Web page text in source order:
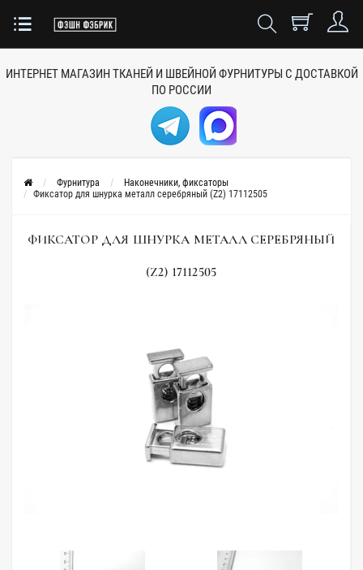
ИНТЕРНЕТ МАГАЗИН ТКАНЕЙ И ШВЕЙНОЙ ФУРНИТУРЫ С ДОСТАВКОЙ
ПО РОССИИ
Фурнитура
Наконечники, фиксаторы
Фиксатор для шнурка металл серебряный (Z2) 17112505
ФИКСАТОР ДЛЯ ШНУРКА МЕТАЛЛ СЕРЕБРЯНЫЙ
(Z2) 17112505